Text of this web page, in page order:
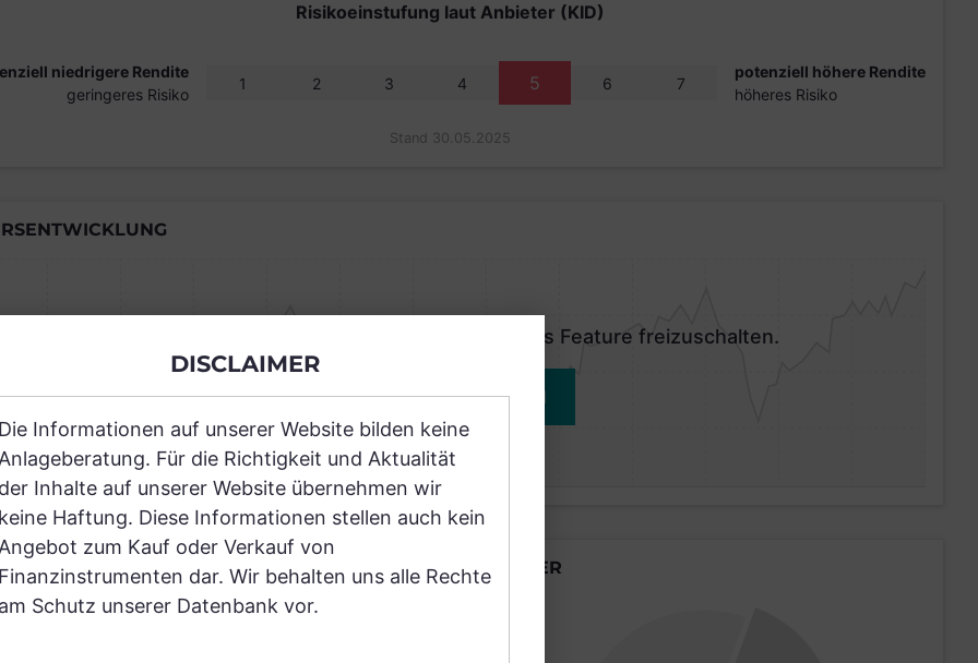
Risikoeinstufung laut Anbieter (KID)
niedrigere Rendite
geringeres Risiko
1 2 3 4 5 6 7
potenziell höhere Rendite
höheres Risiko
Stand 30.05.2025
Einfach und kostenlos registrieren, um dieses Feature freizuschalten.
JETZT ANMELDEN
LÄNDER
DISCLAIMER
Die Informationen auf unserer Website bilden keine
Anlageberatung. Für die Richtigkeit und Aktualität
der Inhalte auf unserer Website übernehmen wir
keine Haftung. Diese Informationen stellen auch kein
Angebot zum Kauf oder Verkauf von
Finanzinstrumenten dar. Wir behalten uns alle Rechte
am Schutz unserer Datenbank vor.